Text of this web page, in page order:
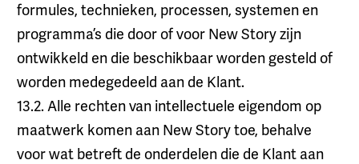
formules, technieken, processen, systemen en
programma’s die door of voor New Story zijn
ontwikkeld en die beschikbaar worden gesteld of
worden medegedeeld aan de Klant.
13.2. Alle rechten van intellectuele eigendom op
maatwerk komen aan New Story toe, behalve
voor wat betreft de onderdelen die de Klant aan